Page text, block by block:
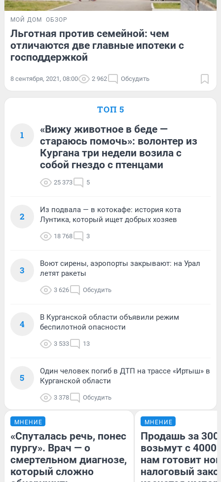
МОЙ ДОМ ОБЗОР
Льготная против семейной: чем
отличаются две главные ипотеки с
господдержкой
8 сентября, 2021, 08:00 2 962 Обсудить
ТОП 5
1
«Вижу животное в беде —
стараюсь помочь»: волонтер из
Кургана три недели возила с
собой гнездо с птенцами
25 373 5
2
Из подвала — в котокафе: история кота
Лунтика, который ищет добрых хозяев
18 768 3
3
Воют сирены, аэропорты закрывают: на Урал
летят ракеты
3 626 Обсудить
4
В Курганской области объявили режим
беспилотной опасности
3 533 13
5
Один человек погиб в ДТП на трассе «Иртыш» в
Курганской области
3 378 Обсудить
МНЕНИЕ
«Спуталась речь, понес
пургу». Врач — о
смертельном диагнозе,
который сложно
МНЕНИЕ
Продашь за
возьмут с
нам готовит
налоговый